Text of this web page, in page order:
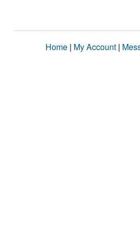
Home | My Account |